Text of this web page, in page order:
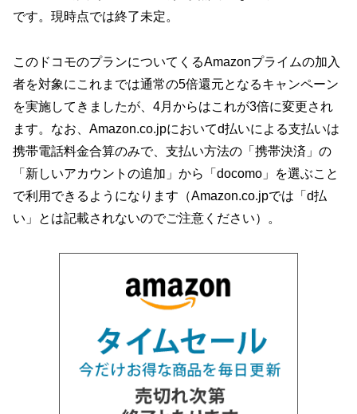
です。現時点では終了未定。
このドコモのプランについてくるAmazonプライムの加入
者を対象にこれまでは通常の5倍還元となるキャンペーン
を実施してきましたが、4月からはこれが3倍に変更され
ます。なお、Amazon.co.jpにおいてd払いによる支払いは
携帯電話料金合算のみで、支払い方法の「携帯決済」の
「新しいアカウントの追加」から「docomo」を選ぶこと
で利用できるようになります（Amazon.co.jpでは「d払
い」とは記載されないのでご注意ください）。